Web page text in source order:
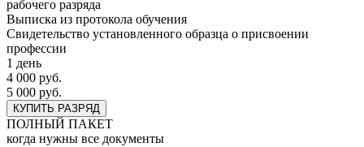
рабочего разряда
Выписка из протокола обучения
Свидетельство установленного образца о присвоении
профессии
1 день
4 000 руб.
5 000 руб.
КУПИТЬ РАЗРЯД
ПОЛНЫЙ ПАКЕТ
когда нужны все документы